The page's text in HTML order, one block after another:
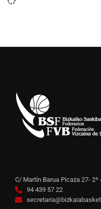
C/ Martín Barua Picaza 27-
94 439 57 22